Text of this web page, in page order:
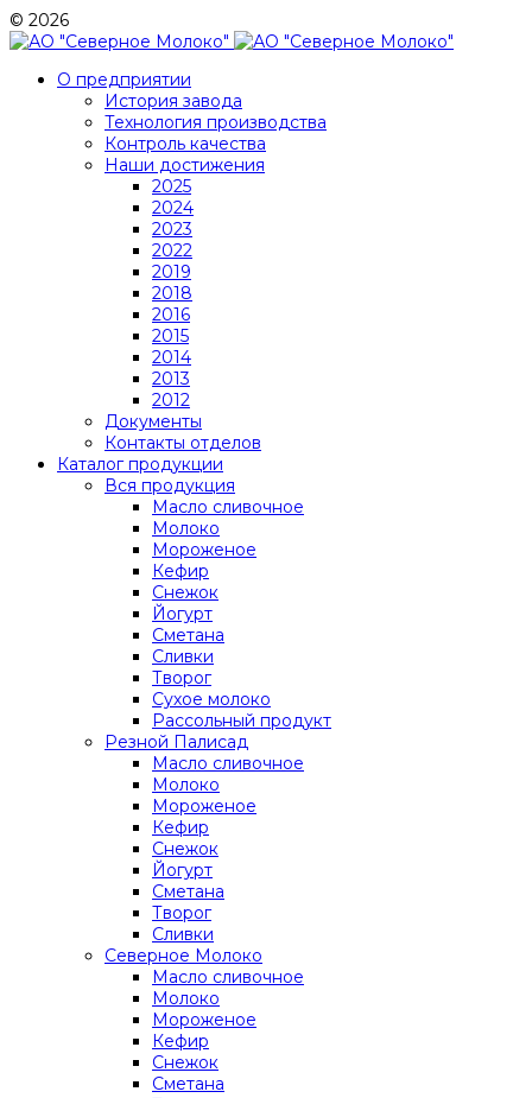
© 2026
О предприятии
История завода
Технология производства
Контроль качества
Наши достижения
2025
2024
2023
2022
2019
2018
2016
2015
2014
2013
2012
Документы
Контакты отделов
Каталог продукции
Вся продукция
Масло сливочное
Молоко
Мороженое
Кефир
Снежок
Йогурт
Сметана
Сливки
Творог
Сухое молоко
Рассольный продукт
Резной Палисад
Масло сливочное
Молоко
Мороженое
Кефир
Снежок
Йогурт
Сметана
Творог
Сливки
Северное Молоко
Масло сливочное
Молоко
Мороженое
Кефир
Снежок
Сметана